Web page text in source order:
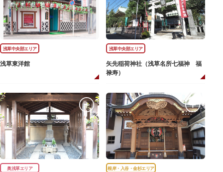
浅草中央部エリア
浅草東洋館
浅草中央部エリア
矢先稲荷神社（浅草名所七福神 福
禄寿）
奥浅草エリア 根岸・入谷・金杉エリア